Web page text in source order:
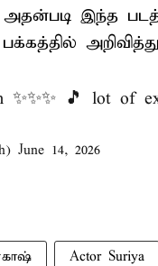
அதன்படி இந்த
🎵 lot of
June 14, 2026
Actor Suriya